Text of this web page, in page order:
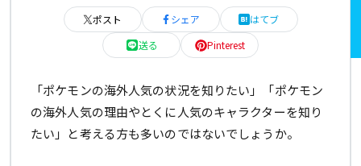
ポスト シェア
はてブ
送る
Pinterest
「ポケモンの海外人気の状況を知りたい」「ポケモン
の海外人気の理由やとくに人気のキャラクターを知り
たい」と考える方も多いのではないでしょうか。